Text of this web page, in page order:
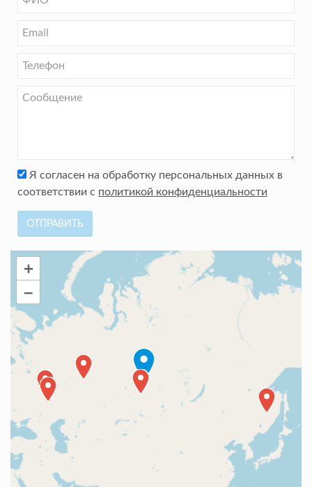
Я согласен на обработку персональных данных в
соответствии с политикой конфиденциальности
ОТПРАВИТЬ
+
–